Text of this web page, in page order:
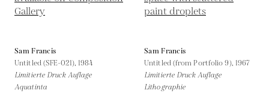
Sam Francis
Untitled (SFE-021), 1984
Limitierte Druck Auflage
Aquatinta
Sam Francis
Untitled (from Portfolio 9), 1967
Limitierte Druck Auflage
Lithographie